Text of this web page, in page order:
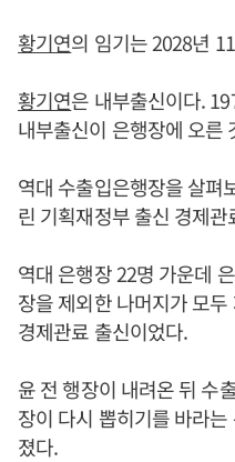
황기연의 임기는 2028년
황기연은 내부출신이다.
내부출신이 은행장에 오른
역대 수출입은행장을 살펴
린 기획재정부 출신 경제관
역대 은행장 22명 가운데
장을 제외한 나머지가 모
경제관료 출신이었다.
윤 전 행장이 내려온 뒤 수
장이 다시 뽑히기를 바라
졌다.